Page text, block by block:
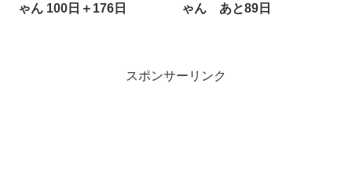
ゃん 100日＋176日
ゃん あと89日
スポンサーリンク